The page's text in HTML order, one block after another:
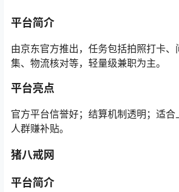
平台简介
由京东官方推出，任务包括拍照打卡、
集、物流核对等，轻量级兼职为主。
平台亮点
官方平台信誉好；结算机制透明；适合
人群赚补贴。
猪八戒网
平台简介